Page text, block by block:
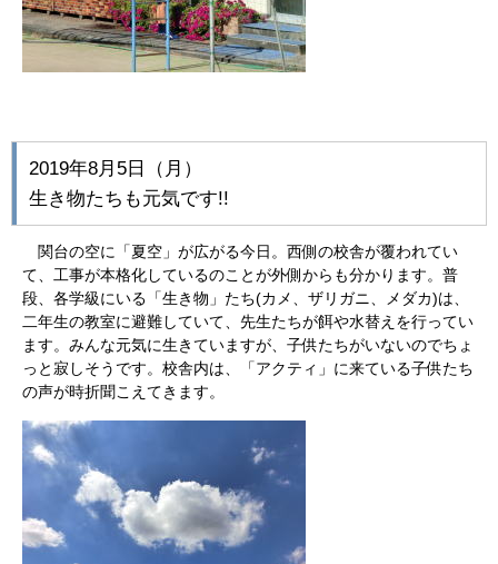
2019年8月5日（月）
生き物たちも元気です!!
関台の空に「夏空」が広がる今日。西側の校舎が覆われてい
て、工事が本格化しているのことが外側からも分かります。普
段、各学級にいる「生き物」たち(カメ、ザリガニ、メダカ)は、
二年生の教室に避難していて、先生たちが餌や水替えを行ってい
ます。みんな元気に生きていますが、子供たちがいないのでちょ
っと寂しそうです。校舎内は、「アクティ」に来ている子供たち
の声が時折聞こえてきます。